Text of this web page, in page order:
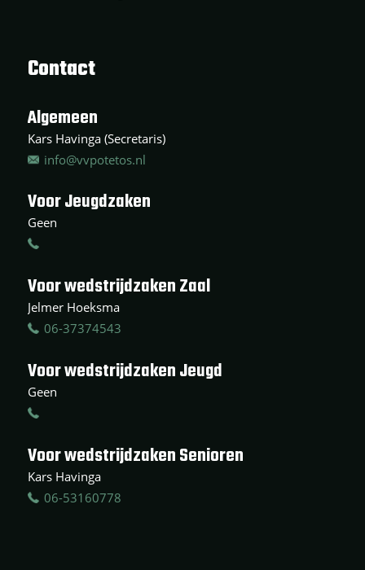
Contact
Algemeen
Kars Havinga (Secretaris)
info@vvpotetos.nl
Voor Jeugdzaken
Geen
Voor wedstrijdzaken Zaal
Jelmer Hoeksma
06-37374543
Voor wedstrijdzaken Jeugd
Geen
Voor wedstrijdzaken Senioren
Kars Havinga
06-53160778